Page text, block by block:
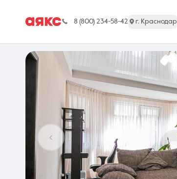
8 (800) 234-58-42 г. Краснодар
г. Краснодар
Недвижимость